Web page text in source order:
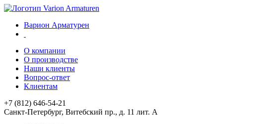
Варион Арматурен
О компании
О производстве
Наши клиенты
Вопрос-ответ
Клиентам
+7 (812) 646-54-21
Санкт-Петербург, Витебский пр., д. 11 лит. А